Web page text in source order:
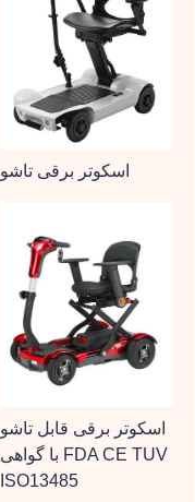
اسکوتر برقی تاشو
اسکوتر برقی قابل تاشو
با گواهی FDA CE TUV
ISO13485